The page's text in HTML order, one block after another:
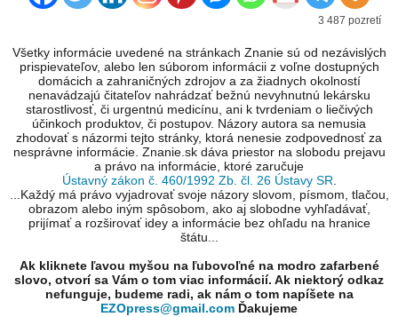
3 487 pozretí
Všetky informácie uvedené na stránkach Znanie sú od nezávislých
prispievateľov, alebo len súborom informácii z voľne dostupných
domácich a zahraničných zdrojov a za žiadnych okolností
nenavádzajú čitateľov nahrádzať bežnú nevyhnutnú lekársku
starostlivosť, či urgentnú medicínu, ani k tvrdeniam o liečivých
účinkoch produktov, či postupov. Názory autora sa nemusia
zhodovať s názormi tejto stránky, ktorá nenesie zodpovednosť za
nesprávne informácie. Znanie.sk dáva priestor na slobodu prejavu
a právo na informácie, ktoré zaručuje
Ústavný zákon č. 460/1992 Zb. čl. 26 Ústavy SR
...Každý má právo vyjadrovať svoje názory slovom, písmom, tlačou,
obrazom alebo iným spôsobom, ako aj slobodne vyhľadávať,
prijímať a rozširovať idey a informácie bez ohľadu na hranice
štátu...
Ak kliknete ľavou myšou na ľubovoľné na modro zafarbené
slovo, otvorí sa Vám o tom viac informácií. Ak niektorý odkaz
nefunguje, budeme radi, ak nám o tom napíšete na
EZOpress@gmail.com Ďakujeme